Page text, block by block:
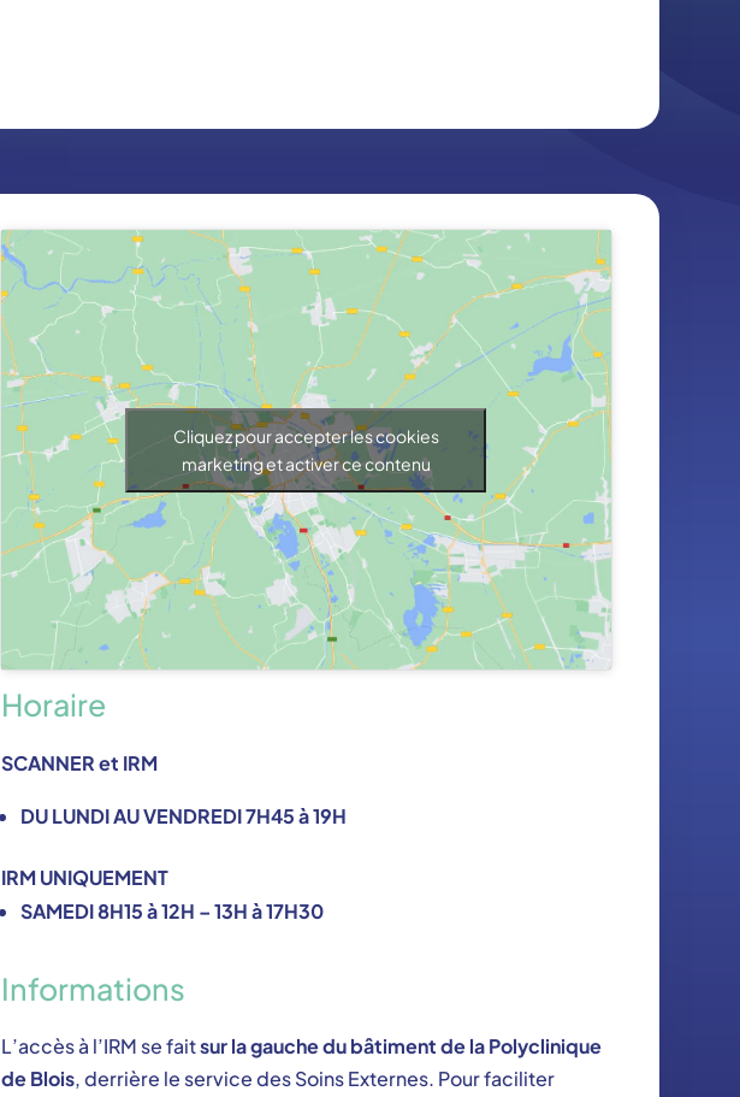
Cliquez pour accepter les cookies
marketing et activer ce contenu
Horaire
SCANNER et IRM
DU LUNDI AU VENDREDI 7H45 à 19H
IRM UNIQUEMENT
SAMEDI 8H15 à 12H – 13H à 17H30
Informations
L’accès à l’IRM se faitsur la gauche du bâtiment de la Polyclinique
de Blois, derrière le service des Soins Externes. Pour faciliter